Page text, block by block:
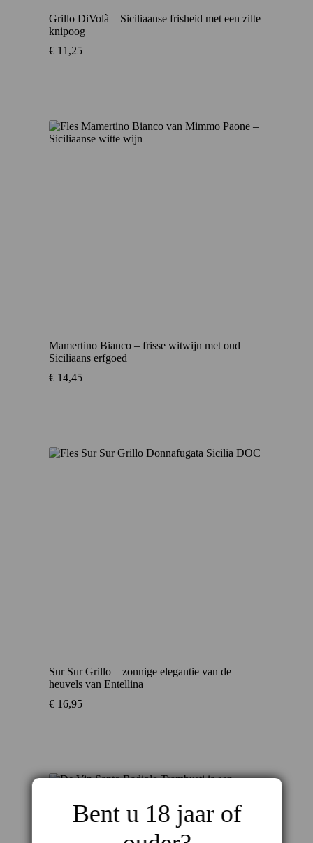
Grillo DiVolà – Siciliaanse frisheid met een zilte
knipoog
€ 11,25
Mamertino Bianco – frisse witwijn met oud
Siciliaans erfgoed
€ 14,45
Sur Sur Grillo – zonnige elegantie van de
heuvels van Entellina
€ 16,95
Bent u 18 jaar of